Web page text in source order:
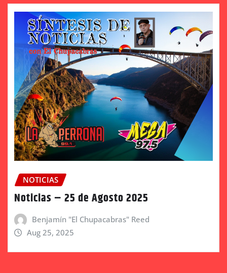
NOTICIAS
Noticias – 25 de Agosto 2025
Benjamín "El Chupacabras" Reed
Aug 25, 2025